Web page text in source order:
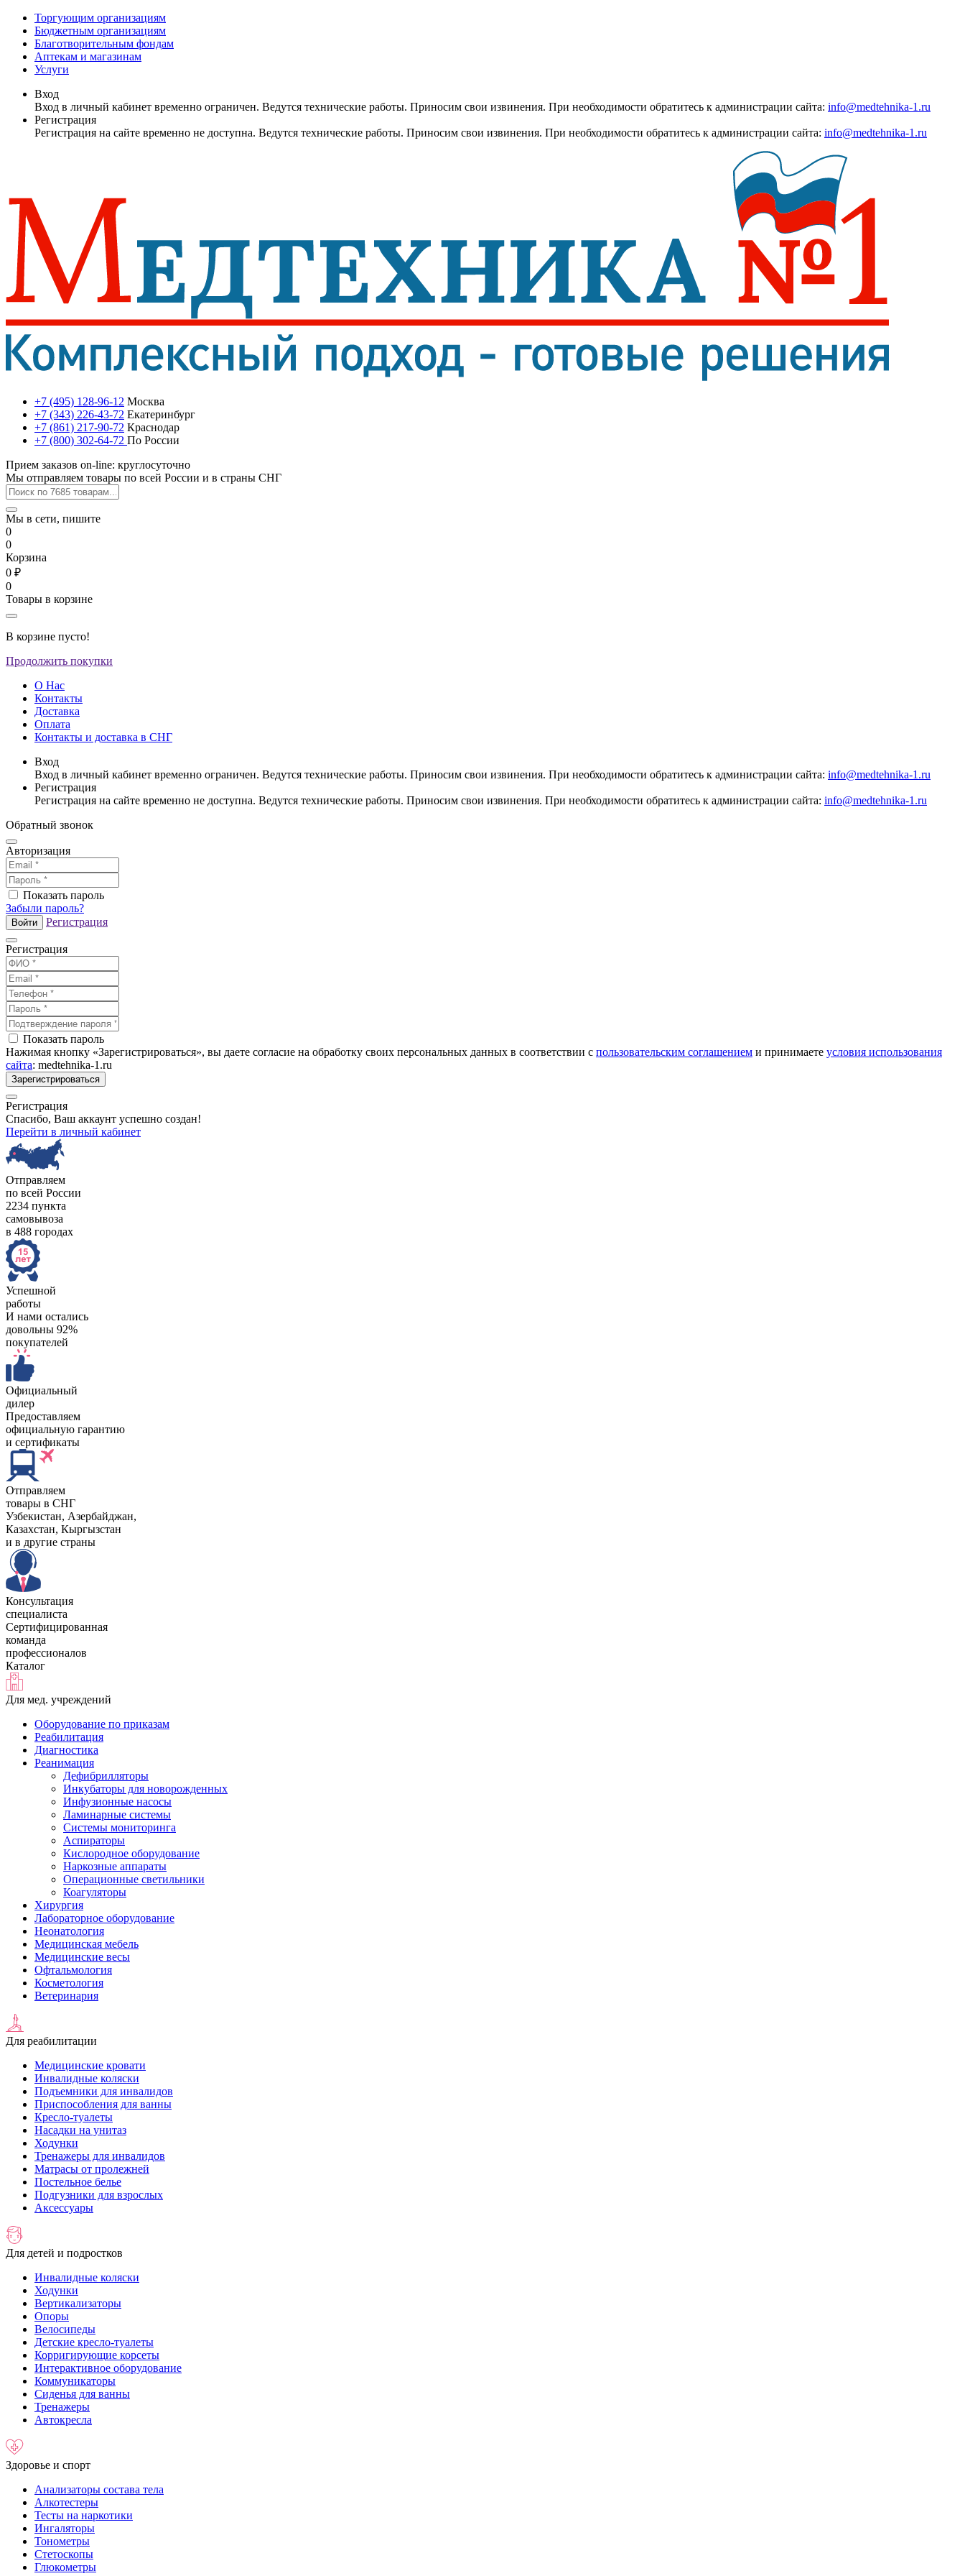
Торгующим организациям
Бюджетным организациям
Благотворительным фондам
Аптекам и магазинам
Услуги
Вход
Вход в личный кабинет временно ограничен. Ведутся технические работы. Приносим свои извинения. При необходимости обратитесь к администрации сайта: info@medtehnika-1.ru
Регистрация
Регистрация на сайте временно не доступна. Ведутся технические работы. Приносим свои извинения. При необходимости обратитесь к администрации сайта: info@medtehnika-1.ru
+7 (495) 128-96-12 Москва
+7 (343) 226-43-72 Екатеринбург
+7 (861) 217-90-72 Краснодар
+7 (800) 302-64-72 По России
Прием заказов on-line: круглосуточно
Мы отправляем товары по всей России и в страны СНГ
Мы в сети, пишите
0
0
Корзина
0 ₽
0
Товары в корзине
В корзине пусто!
Продолжить покупки
О Нас
Контакты
Доставка
Оплата
Контакты и доставка в СНГ
Вход
Вход в личный кабинет временно ограничен. Ведутся технические работы. Приносим свои извинения. При необходимости обратитесь к администрации сайта: info@medtehnika-1.ru
Регистрация
Регистрация на сайте временно не доступна. Ведутся технические работы. Приносим свои извинения. При необходимости обратитесь к администрации сайта: info@medtehnika-1.ru
Обратный звонок
Авторизация
Показать пароль
Забыли пароль?
Войти Регистрация
Регистрация
Показать пароль
Нажимая кнопку «Зарегистрироваться», вы даете согласие на обработку своих персональных данных в соответствии с пользовательским соглашением и принимаете условия использования
сайта: medtehnika-1.ru
Зарегистрироваться
Регистрация
Спасибо, Ваш аккаунт успешно создан!
Перейти в личный кабинет
Отправляем
по всей России
2234 пункта
самовывоза
в 488 городах
Успешной
работы
И нами остались
довольны 92%
покупателей
Официальный
дилер
Предоставляем
официальную гарантию
и сертификаты
Отправляем
товары в СНГ
Узбекистан, Aзербайджан,
Казахстан, Кыргызстан
и в другие страны
Консультация
специалиста
Сертифицированная
команда
профессионалов
Каталог
Для мед. учреждений
Оборудование по приказам
Реабилитация
Диагностика
Реанимация
Дефибрилляторы
Инкубаторы для новорожденных
Инфузионные насосы
Ламинарные системы
Системы мониторинга
Аспираторы
Кислородное оборудование
Наркозные аппараты
Операционные светильники
Коагуляторы
Хирургия
Лабораторное оборудование
Неонатология
Медицинская мебель
Медицинские весы
Офтальмология
Косметология
Ветеринария
Для реабилитации
Медицинские кровати
Инвалидные коляски
Подъемники для инвалидов
Приспособления для ванны
Кресло-туалеты
Насадки на унитаз
Ходунки
Тренажеры для инвалидов
Матрасы от пролежней
Постельное белье
Подгузники для взрослых
Аксессуары
Для детей и подростков
Инвалидные коляски
Ходунки
Вертикализаторы
Опоры
Велосипеды
Детские кресло-туалеты
Корригирующие корсеты
Интерактивное оборудование
Коммуникаторы
Сиденья для ванны
Тренажеры
Автокресла
Здоровье и спорт
Анализаторы состава тела
Алкотестеры
Тесты на наркотики
Ингаляторы
Тонометры
Стетоскопы
Глюкометры